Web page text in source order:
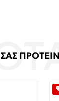
ΣΑΣ